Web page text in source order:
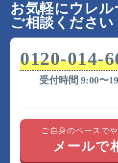
お気軽にウレル
ご相談ください
0120-014-
受付時間 9:00〜
ご自身のペースで
メールで